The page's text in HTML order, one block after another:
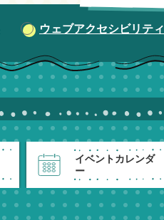
ウェブアクセシビリティ
イベントカレンダ
ー